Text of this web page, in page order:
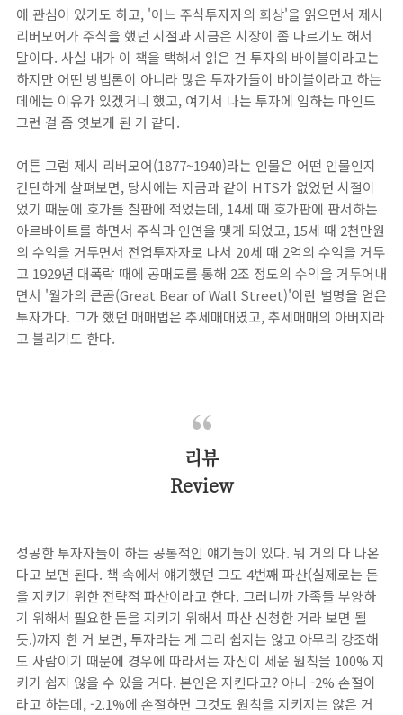
에 관심이 있기도 하고, '어느 주식투자자의 회상'을 읽으면서 제시
리버모어가 주식을 했던 시절과 지금은 시장이 좀 다르기도 해서
말이다. 사실 내가 이 책을 택해서 읽은 건 투자의 바이블이라고는
하지만 어떤 방법론이 아니라 많은 투자가들이 바이블이라고 하는
데에는 이유가 있겠거니 했고, 여기서 나는 투자에 임하는 마인드
그런 걸 좀 엿보게 된 거 같다.
여튼 그럼 제시 리버모어(1877~1940)라는 인물은 어떤 인물인지
간단하게 살펴보면, 당시에는 지금과 같이 HTS가 없었던 시절이
었기 때문에 호가를 칠판에 적었는데, 14세 때 호가판에 판서하는
아르바이트를 하면서 주식과 인연을 맺게 되었고, 15세 때 2천만원
의 수익을 거두면서 전업투자자로 나서 20세 때 2억의 수익을 거두
고 1929년 대폭락 때에 공매도를 통해 2조 정도의 수익을 거두어내
면서 '월가의 큰곰(Great Bear of Wall Street)'이란 별명을 얻은
투자가다. 그가 했던 매매법은 추세매매였고, 추세매매의 아버지라
고 불리기도 한다.
리뷰
Review
성공한 투자자들이 하는 공통적인 얘기들이 있다. 뭐 거의 다 나온
다고 보면 된다. 책 속에서 얘기했던 그도 4번째 파산(실제로는 돈
을 지키기 위한 전략적 파산이라고 한다. 그러니까 가족들 부양하
기 위해서 필요한 돈을 지키기 위해서 파산 신청한 거라 보면 될
듯.)까지 한 거 보면, 투자라는 게 그리 쉽지는 않고 아무리 강조해
도 사람이기 때문에 경우에 따라서는 자신이 세운 원칙을 100% 지
키기 쉽지 않을 수 있을 거다. 본인은 지킨다고? 아니 -2% 손절이
라고 하는데, -2.1%에 손절하면 그것도 원칙을 지키지는 않은 거